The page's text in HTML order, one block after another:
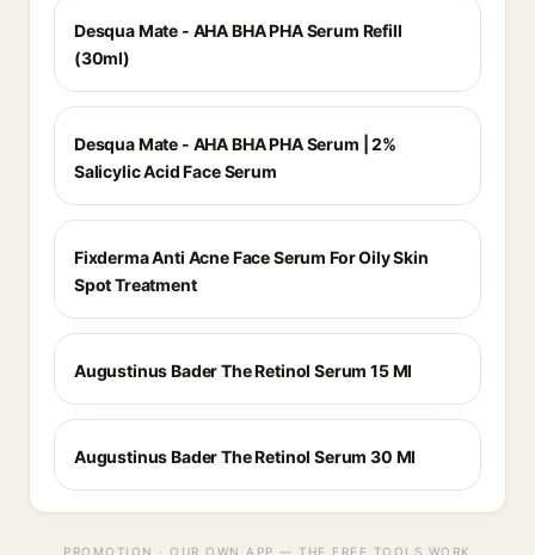
Desqua Mate - AHA BHA PHA Serum Refill
(30ml)
Desqua Mate - AHA BHA PHA Serum | 2%
Salicylic Acid Face Serum
Fixderma Anti Acne Face Serum For Oily Skin
Spot Treatment
Augustinus Bader The Retinol Serum 15 Ml
Augustinus Bader The Retinol Serum 30 Ml
PROMOTION · OUR OWN APP — THE FREE TOOLS WORK